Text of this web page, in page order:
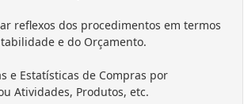
reflexos dos procedimentos em termos
e do Orçamento.
e Estatísticas de Compras por
Atividades, Produtos, etc.